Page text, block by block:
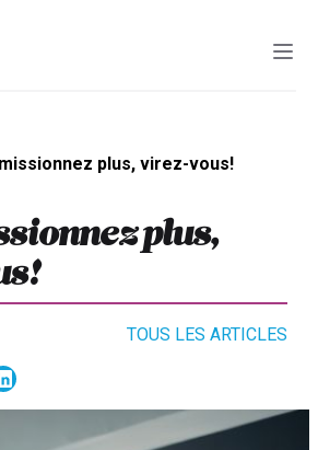
plus, virez-vous!
plus,
TOUS LES ARTICLES